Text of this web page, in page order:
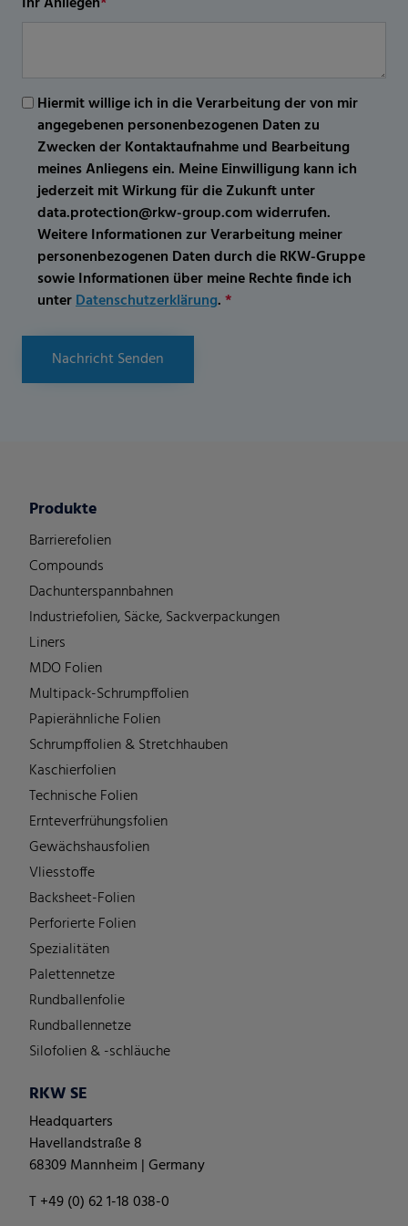
Hiermit willige ich in die Verarbeitung der von mir
angegebenen personenbezogenen Daten zu
Zwecken der Kontaktaufnahme und Bearbeitung
meines Anliegens ein. Meine Einwilligung kann ich
jederzeit mit Wirkung für die Zukunft unter
data.protection@rkw-group.com widerrufen.
Weitere Informationen zur Verarbeitung meiner
personenbezogenen Daten durch die RKW-Gruppe
sowie Informationen über meine Rechte finde ich
unterDatenschutzerklärung.*
Nachricht Senden
Produkte
Barrierefolien
Compounds
Dachunterspannbahnen
Industriefolien, Säcke, Sackverpackungen
Liners
MDO Folien
Multipack-Schrumpffolien
Papierähnliche Folien
Schrumpffolien & Stretchhauben
Kaschierfolien
Technische Folien
Ernteverfrühungsfolien
Gewächshausfolien
Vliesstoffe
Backsheet-Folien
Perforierte Folien
Spezialitäten
Palettennetze
Rundballenfolie
Rundballennetze
Silofolien & -schläuche
RKW SE
Headquarters
Havellandstraße 8
68309 Mannheim | Germany
T +49 (0) 62 1-18 038-0